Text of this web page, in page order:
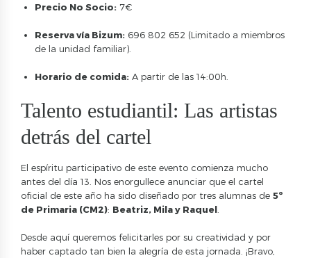
Precio No Socio: 7€
Reserva vía Bizum: 696 802 652 (Limitado a miembros
de la unidad familiar).
Horario de comida: A partir de las 14:00h.
Talento estudiantil: Las artistas
detrás del cartel
El espíritu participativo de este evento comienza mucho
antes del día 13. Nos enorgullece anunciar que el cartel
oficial de este año ha sido diseñado por tres alumnas de 5º
de Primaria (CM2): Beatriz, Mila y Raquel
Desde aquí queremos felicitarles por su creatividad y por
haber captado tan bien la alegría de esta jornada. ¡Bravo,